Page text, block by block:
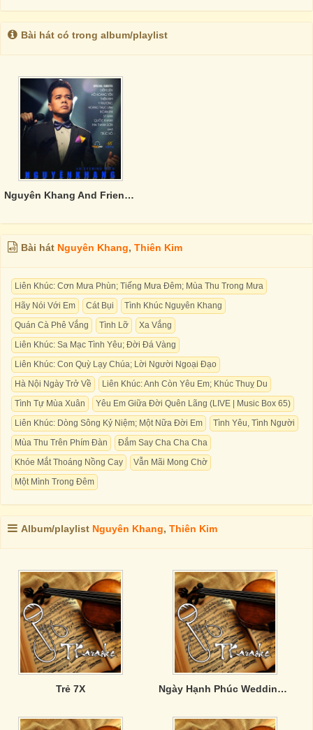
Bài hát có trong album/playlist
Nguyên Khang And Friends - Đành Thôi Em Nhé
Bài hát Nguyên Khang, Thiên Kim
Liên Khúc: Cơn Mưa Phùn; Tiếng Mưa Đêm; Mùa Thu Trong Mưa
Hãy Nói Với Em
Cát Bụi
Tình Khúc Nguyên Khang
Quán Cà Phê Vắng
Tình Lỡ
Xa Vắng
Liên Khúc: Sa Mạc Tình Yêu; Đời Đá Vàng
Liên Khúc: Con Quỳ Lạy Chúa; Lời Người Ngoại Đạo
Hà Nội Ngày Trở Về
Liên Khúc: Anh Còn Yêu Em; Khúc Thuỵ Du
Tình Tự Mùa Xuân
Yêu Em Giữa Đời Quên Lãng (LIVE | Music Box 65)
Liên Khúc: Dòng Sông Kỷ Niệm; Một Nữa Đời Em
Tình Yêu, Tình Người
Mùa Thu Trên Phím Đàn
Đắm Say Cha Cha Cha
Khóe Mắt Thoáng Nồng Cay
Vẫn Mãi Mong Chờ
Một Mình Trong Đêm
Album/playlist Nguyên Khang, Thiên Kim
Trẻ 7X Ngày Hạnh Phúc Wedding Day